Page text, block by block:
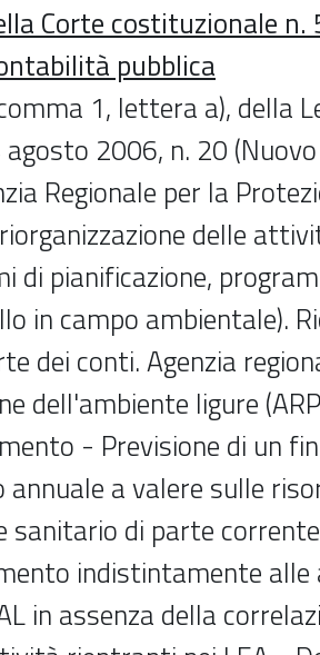
Corte costituzionale
pubblica
1, lettera a), della
agosto 2006, n. 20
Regionale per la
delle
di pianificazione,
in campo ambientale).
dei conti. Agenzia
dell'ambiente ligure
- Previsione di un
annuale a valere sulle
sanitario di parte
indistintamente
in assenza della